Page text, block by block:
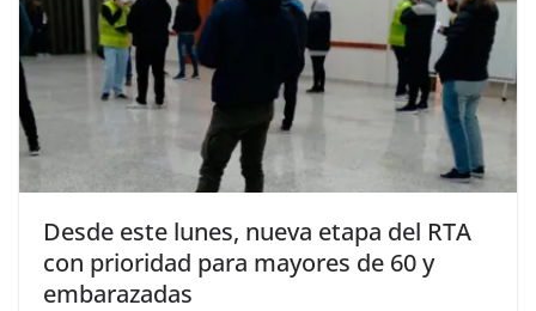
Desde este lunes, nueva etapa del RTA
con prioridad para mayores de 60 y
embarazadas